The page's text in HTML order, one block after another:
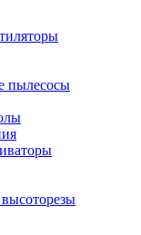
пылесосы